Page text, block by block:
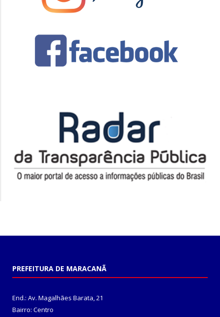
PREFEITURA DE MARACANÃ
End.: Av. Magalhães Barata, 21
Bairro: Centro